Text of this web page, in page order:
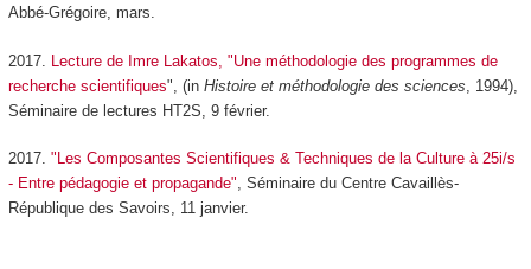
Abbé-Grégoire, mars.
2017.
Lecture de Imre Lakatos, "Une méthodologie des programmes de
recherche scientifiques", (in Histoire et méthodologie des sciences , 1994),
Séminaire de lectures HT2S, 9 février.
2017. "Les Composantes Scientifiques & Techniques de la Culture à 25i/s
- Entre pédagogie et propagande", Séminaire du Centre Cavaillès-
République des Savoirs, 11 janvier.